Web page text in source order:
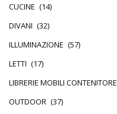
CUCINE (14)
DIVANI (32)
ILLUMINAZIONE (57)
LETTI (17)
LIBRERIE MOBILI CONTENITORE
OUTDOOR (37)